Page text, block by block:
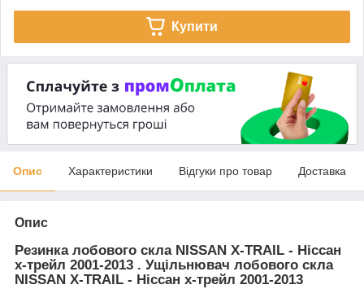
Купити
Опис Характеристики Відгуки про товар Доставка
Опис
Резинка лобового скла NISSAN X-TRAIL - Ніссан
х-трейл 2001-2013 . Ущільнювач лобового скла
NISSAN X-TRAIL - Ніссан х-трейл 2001-2013